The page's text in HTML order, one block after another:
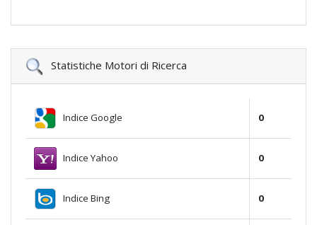
Statistiche Motori di Ricerca
Indice Google 0
Indice Yahoo 0
Indice Bing 0